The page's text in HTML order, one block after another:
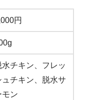
円
水チキン、フレッ
ュチキン、脱水サ
モン